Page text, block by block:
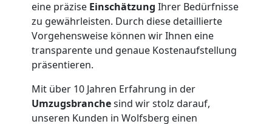
eine präzise Einschätzung Ihrer Bedürfnisse
zu gewährleisten. Durch diese detaillierte
Vorgehensweise können wir Ihnen eine
transparente und genaue Kostenaufstellung
präsentieren.
Mit über 10 Jahren Erfahrung in der
Umzugsbranchesind wir stolz darauf,
unseren Kunden in Wolfsberg einen